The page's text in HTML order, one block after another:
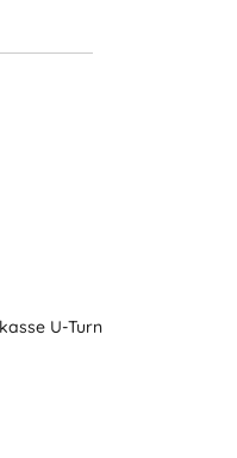
U-Turn